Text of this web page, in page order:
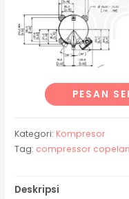
PESAN
Kategori: Kompresor
Tag: compressor
Deskripsi